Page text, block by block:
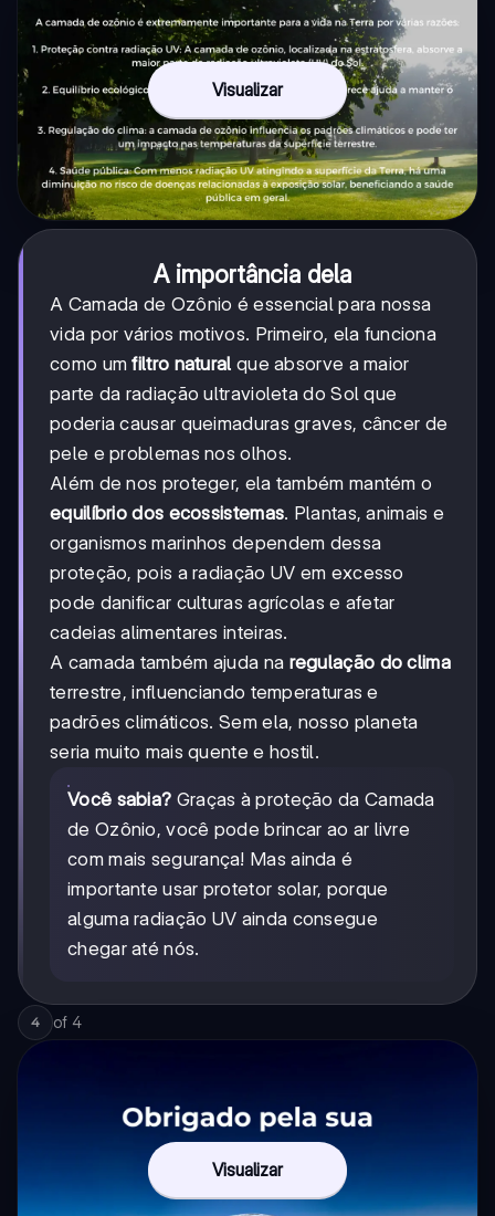
Visualizar
A importância dela
A Camada de Ozônio é essencial para nossa
vida por vários motivos. Primeiro, ela funciona
como umfiltro natural que absorve a maior
parte da radiação ultravioleta do Sol que
poderia causar queimaduras graves, câncer de
pele e problemas nos olhos.
Além de nos proteger, ela também mantém o
equilíbrio dos ecossistemas. Plantas, animais e
organismos marinhos dependem dessa
proteção, pois a radiação UV em excesso
pode danificar culturas agrícolas e afetar
cadeias alimentares inteiras.
A camada também ajuda na regulação do clima
terrestre, influenciando temperaturas e
padrões climáticos. Sem ela, nosso planeta
seria muito mais quente e hostil.
Você sabia? Graças à proteção da Camada
de Ozônio, você pode brincar ao ar livre
com mais segurança! Mas ainda é
importante usar protetor solar, porque
alguma radiação UV ainda consegue
chegar até nós.
4 of 4
Visualizar